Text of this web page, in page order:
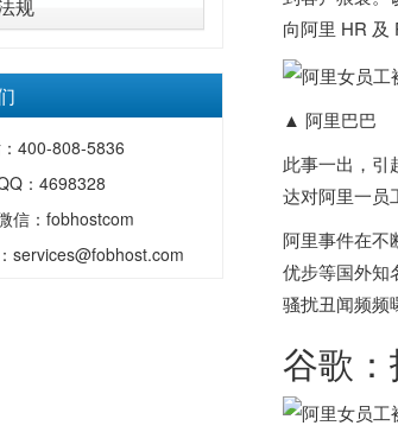
规
400-808-5836
：4698328
信：fobhostcom
services@fobhost.com
向阿里 HR 及
▲ 阿里巴巴
此事一出，引
达对阿里一员
阿里事件在不
优步等国外知
骚扰丑闻频频
谷歌